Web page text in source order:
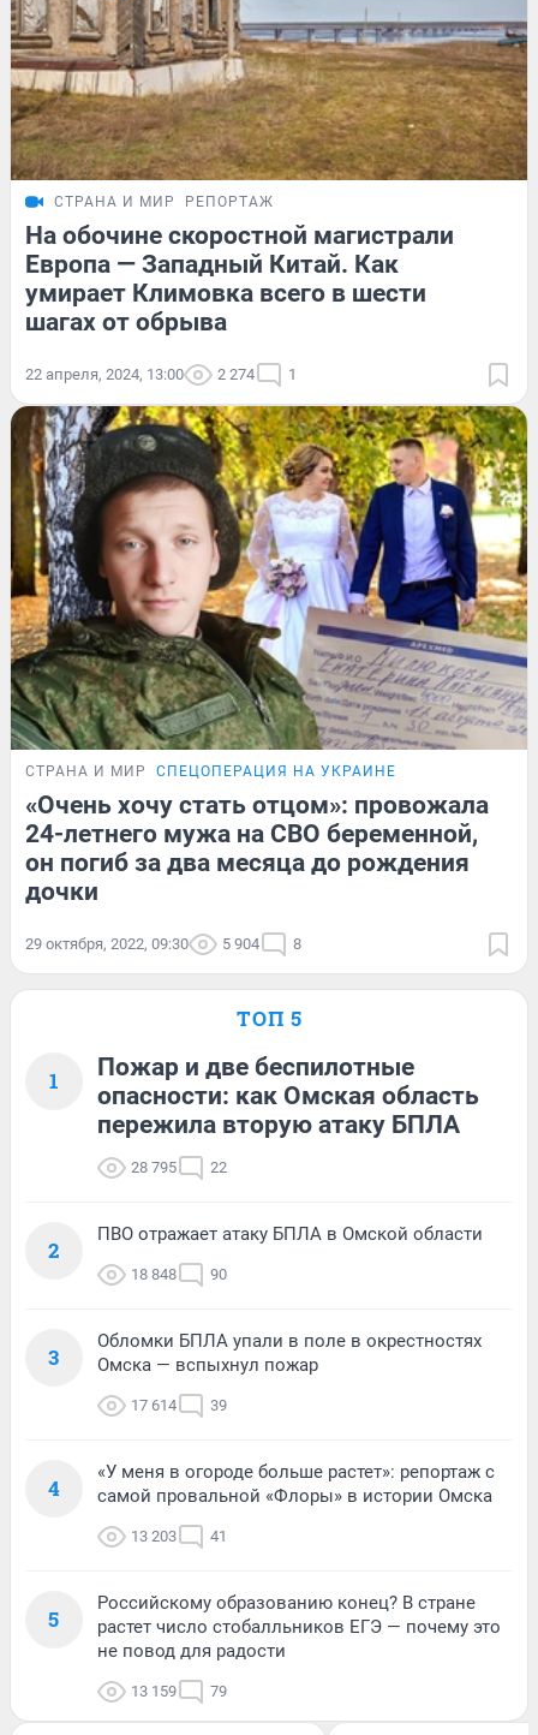
СТРАНА И МИР РЕПОРТАЖ
На обочине скоростной магистрали
Европа — Западный Китай. Как
умирает Климовка всего в шести
шагах от обрыва
22 апреля, 2024, 13:00 2 274 1
СТРАНА И МИР СПЕЦОПЕРАЦИЯ НА УКРАИНЕ
«Очень хочу стать отцом»: провожала
24-летнего мужа на СВО беременной,
он погиб за два месяца до рождения
дочки
29 октября, 2022, 09:30 5 904 8
ТОП 5
1
Пожар и две беспилотные
опасности: как Омская область
пережила вторую атаку БПЛА
28 795 22
2
ПВО отражает атаку БПЛА в Омской области
18 848 90
3
Обломки БПЛА упали в поле в окрестностях
Омска — вспыхнул пожар
17 614 39
4
«У меня в огороде больше растет»: репортаж с
самой провальной «Флоры» в истории Омска
13 203 41
5
Российскому образованию конец? В стране
растет число стобалльников ЕГЭ — почему это
не повод для радости
13 159 79